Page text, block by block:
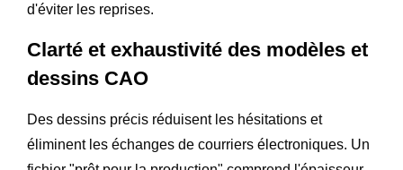
d'éviter les reprises.
Clarté et exhaustivité des modèles et
dessins CAO
Des dessins précis réduisent les hésitations et
éliminent les échanges de courriers électroniques. Un